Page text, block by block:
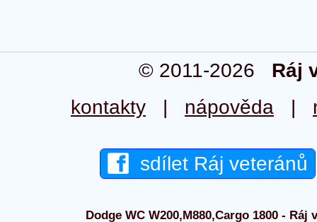
© 2011-2026 Ráj
kontakty | nápověda |
sdílet Ráj veteránů
Dodge WC W200,M880,Cargo 1800 -